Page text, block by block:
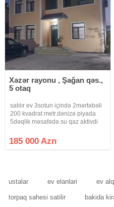
Xəzər rayonu , Şağan qəs.,
5 otaq
satılır ev 3sotun içində 2mərtəbəli
200 kvadrat metr.dənizə piyada
5dəqlik məsafədə.su qaz aktivdi
var.rahat həyətində 3maşın
saxlamaq olar.mərdəkan şüvəlan
185 000 Azn
ustalar ev elanlari ev
torpaq sahesi satilir bakida